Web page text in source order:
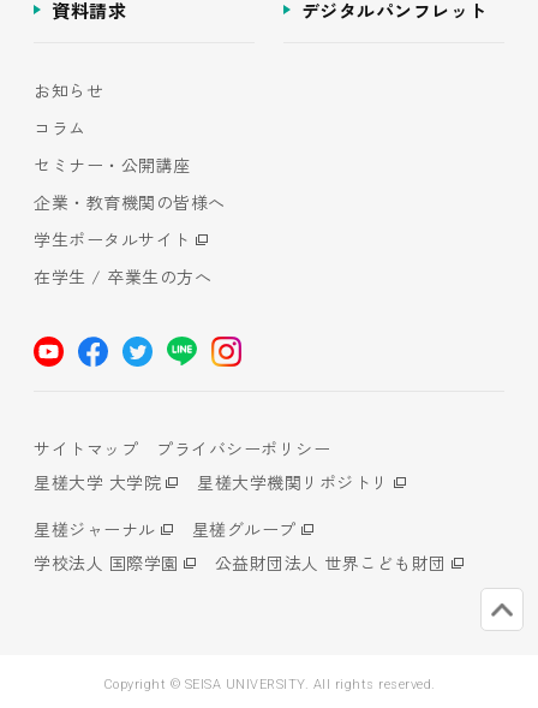
資料請求 デジタルパンフレット
お知らせ
コラム
セミナー・公開講座
企業・教育機関の皆様へ
学生ポータルサイト
在学生 / 卒業生の方へ
サイトマップ
プライバシーポリシー
星槎大学 大学院
星槎大学機関リポジトリ
星槎ジャーナル
星槎グループ
学校法人 国際学園
公益財団法人 世界こども財団
Copyright © SEISA UNIVERSITY. All rights reserved.